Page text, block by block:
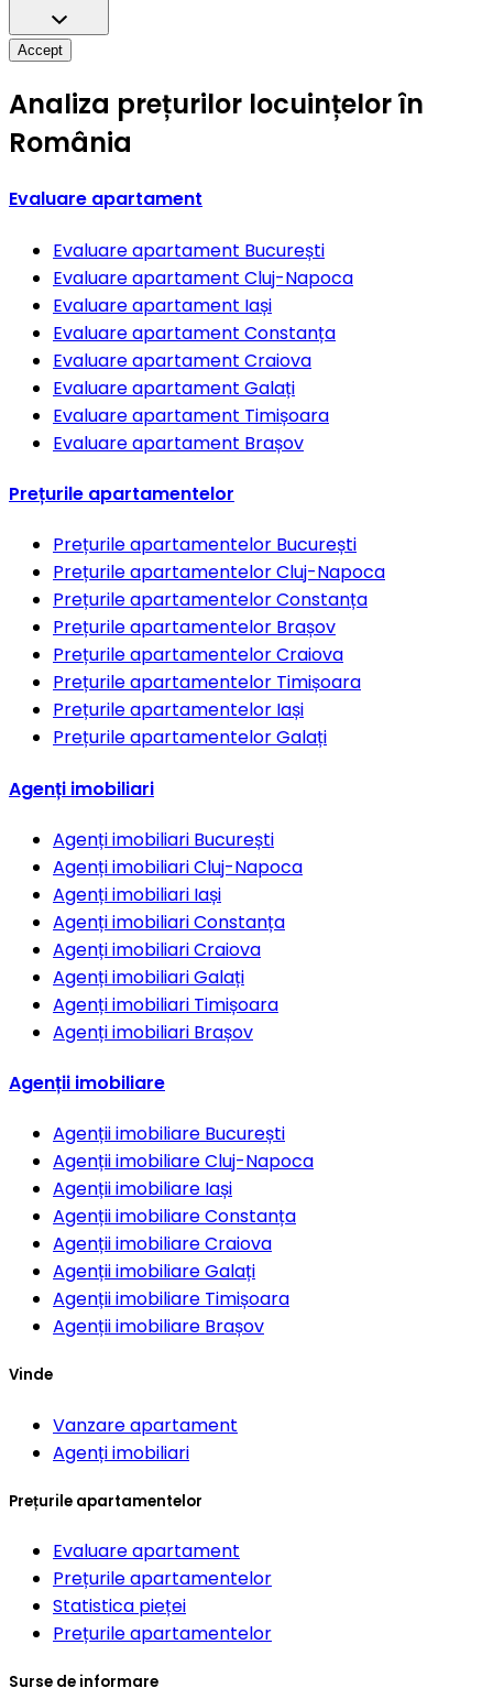
Accept
Analiza prețurilor locuințelor în
România
Evaluare apartament
Evaluare apartament București
Evaluare apartament Cluj-Napoca
Evaluare apartament Iași
Evaluare apartament Constanța
Evaluare apartament Craiova
Evaluare apartament Galați
Evaluare apartament Timișoara
Evaluare apartament Brașov
Prețurile apartamentelor
Prețurile apartamentelor București
Prețurile apartamentelorCluj-Napoca
Prețurile apartamentelorConstanța
Prețurile apartamentelor Brașov
Prețurile apartamentelorCraiova
Prețurile apartamentelor Timișoara
Prețurile apartamentelor Iași
Prețurile apartamentelorGalați
Agenți imobiliari
Agenți imobiliari București
Agenți imobiliariCluj-Napoca
Agenți imobiliari Iași
Agenți imobiliariConstanța
Agenți imobiliariCraiova
Agenți imobiliariGalați
Agenți imobiliari Timișoara
Agenți imobiliari Brașov
Agenții imobiliare
Agenții imobiliare București
Agenții imobiliareCluj-Napoca
Agenții imobiliare Iași
Agenții imobiliareConstanța
Agenții imobiliareCraiova
Agenții imobiliareGalați
Agenții imobiliare Timișoara
Agenții imobiliare Brașov
Vinde
Vanzare apartament
Agenți imobiliari
Prețurile apartamentelor
Evaluare apartament
Prețurile apartamentelor
Statistica pieței
Prețurile apartamentelor
Surse de informare